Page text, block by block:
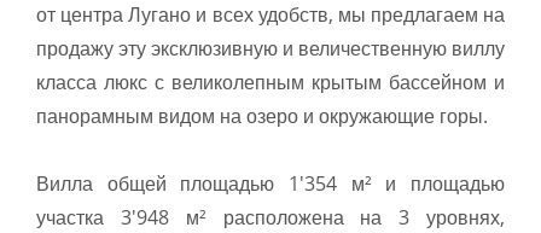
от центра Лугано и всех удобств, мы предлагаем на
продажу эту эксклюзивную и величественную виллу
класса люкс с великолепным крытым бассейном и
панорамным видом на озеро и окружающие горы.
Вилла общей площадью 1'354 м² и площадью
участка 3'948 м² расположена на 3 уровнях,